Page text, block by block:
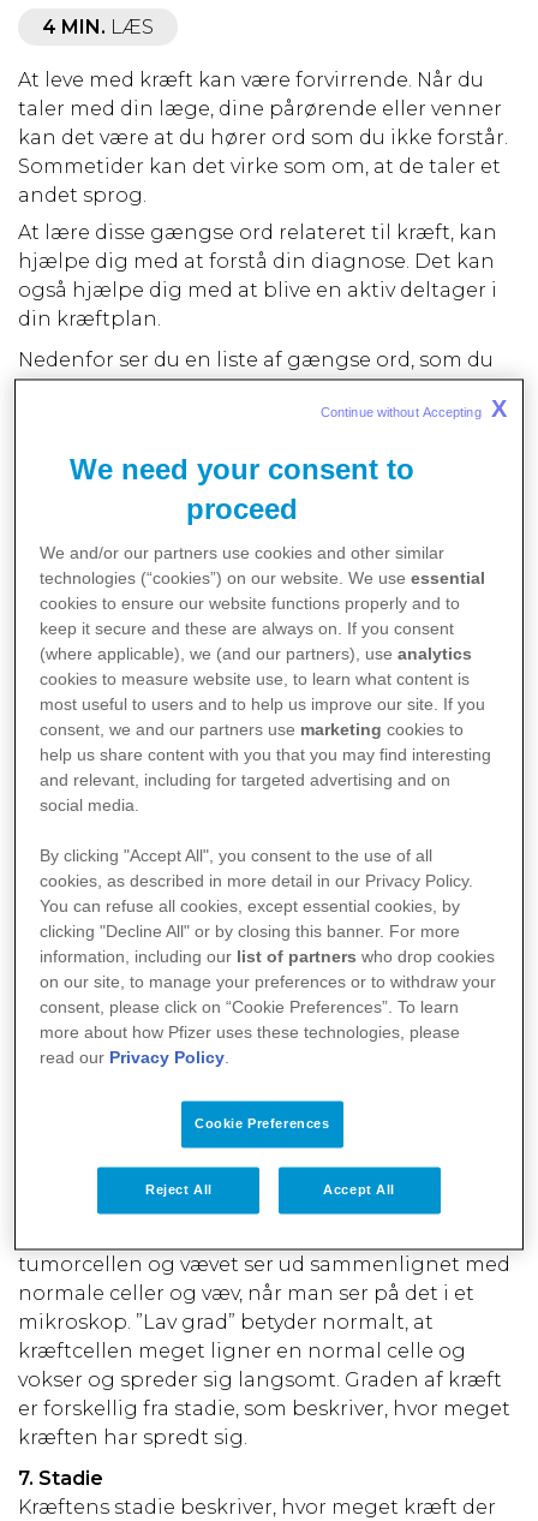
4 MIN. LÆS
At leve med kræft kan være forvirrende. Når du
taler med din læge, dine pårørende eller venner
kan det være at du hører ord som du ikke forstår.
Sommetider kan det virke som om, at de taler et
andet sprog.
At lære disse gængse ord relateret til kræft, kan
hjælpe dig med at forstå din diagnose. Det kan
også hjælpe dig med at blive en aktiv deltager i
din kræftplan.
Nedenfor ser du en liste af gængse ord, som du
måske allerede har hørt før i løbet af din
kræftbehandling. Ved at lære disse ord håber vi,
1. Biomarkører
Biomarkører relateret til kræft er substanser i
blodet, vævet eller andre kropsvæsker, som kan
blive brugt til at hjælpe med at finde den rette
behandling til den enkelte.
2. Godartet
Hvis en tumor eller vækst er godartet, betyder det
at den ikke indeholder kræftceller og ikke
spreder sig.
3. Ondartet
En ondartet tumor betyder, at der er fundet
4. Biopsi
En biopsi er en procedure, som bliver lavet af
lægen hvor celler eller væv tages ud med en nål
og derefter bliver undersøgt. Hvis der er
kræftceller i biopsien, kan biopsiens også
fortælle hvilken type kræft der er tale om.
5. Kliniske forsøg
involverer mennesker. Gennem kliniske forsøg,
behandlinger er sikre og effektive.
tumorcellen og vævet ser ud sammenlignet med
normale celler og væv, når man ser på det i et
mikroskop. ”Lav grad” betyder normalt, at
kræftcellen meget ligner en normal celle og
vokser og spreder sig langsomt. Graden af kræft
er forskellig fra stadie, som beskriver, hvor meget
kræften har spredt sig.
7. Stadie
Kræftens stadie beskriver, hvor meget kræft der
We need your consent to
proceed
We and/or our partners use cookies and other similar
technologies (“cookies”) on our website. We useessential
cookies to ensure our website functions properly and to
keep it secure and these are always on. If you consent
(where applicable), we (and our partners), useanalytics
cookies to measure website use, to learn what content is
most useful to users and to help us improve our site. If you
consent, we and our partners use marketing cookies to
help us share content with you that you may find interesting
and relevant, including for targeted advertising and on
social media.
By clicking "Accept All", you consent to the use of all
cookies, as described in more detail in our Privacy Policy.
You can refuse all cookies, except essential cookies, by
clicking "Decline All" or by closing this banner. For more
information, including our list of partners who drop cookies
on our site, to manage your preferences or to withdraw your
consent, please click on “Cookie Preferences”. To learn
more about how Pfizer uses these technologies, please
read our Privacy Policy.
Cookie Preferences
Reject All Accept All
Continue without Accepting X